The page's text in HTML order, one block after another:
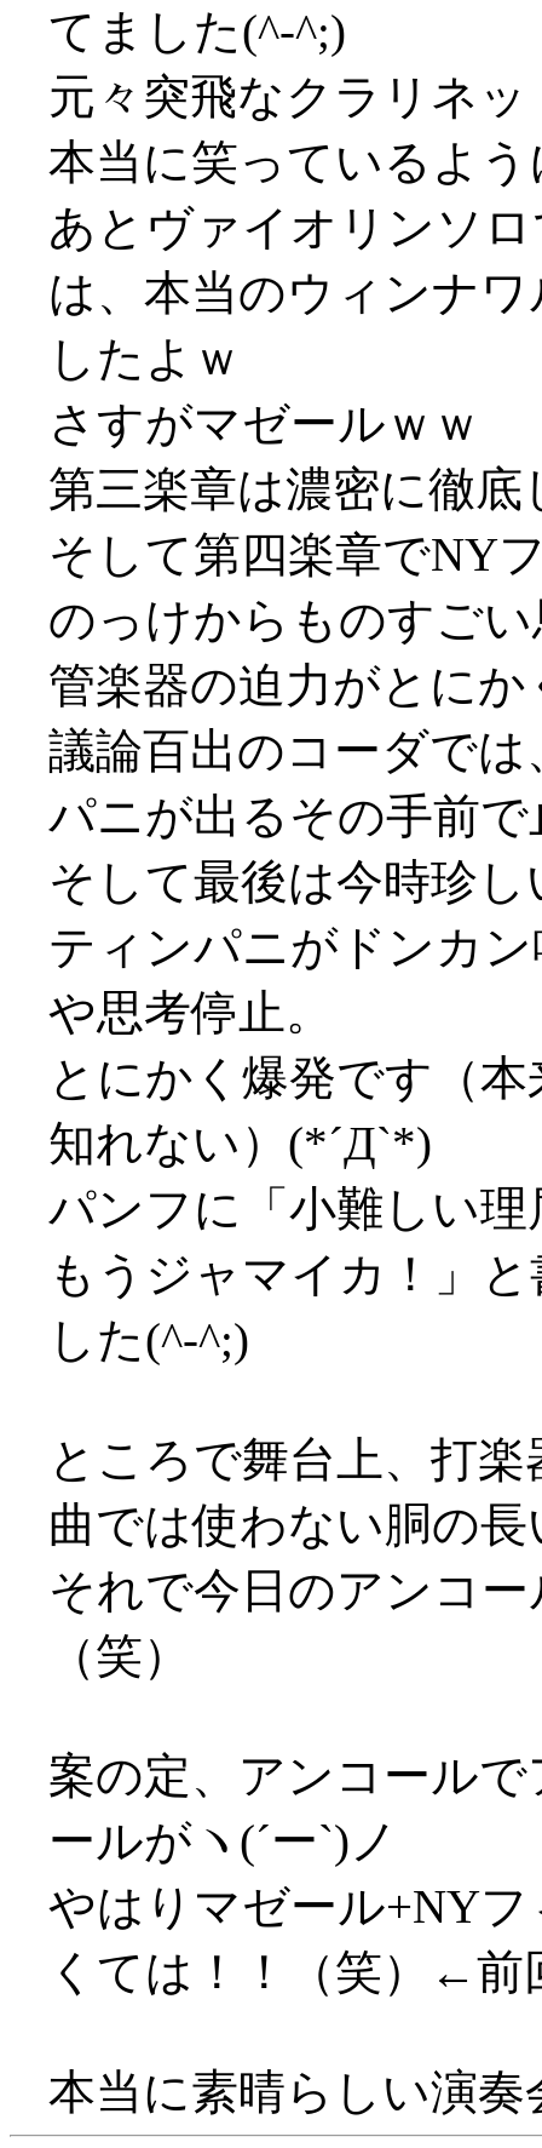
てました(^-^;)
元々突飛なクラリネ
本当に笑っているよ
あとヴァイオリンソ
は、本当のウィンナ
したよｗ
さすがマゼールｗｗ
第三楽章は濃密に徹
そして第四楽章でNY
のっけからものすご
管楽器の迫力がとに
議論百出のコーダで
パニが出るその手前
そして最後は今時珍
ティンパニがドンカ
や思考停止。
とにかく爆発です（
知れない）(*´Д`*)
パンフに「小難しい
もうジャマイカ！」
した(^-^;)
ところで舞台上、打
曲では使わない胴の
それで今日のアンコ
（笑）
案の定、アンコール
ールがヽ(´ー`)ノ
やはりマゼール+NY
くては！！（笑）←前
本当に素晴らしい演